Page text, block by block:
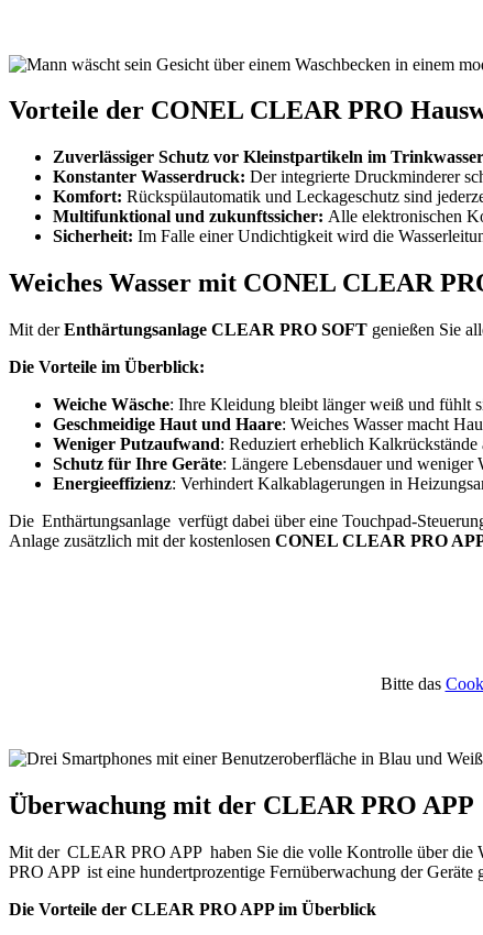
Vorteile der CONEL CLEAR PRO
Zuverlässiger Schutz vor Kleinstpartikeln im
Konstanter Wasserdruck: Der integrierte Druckminderer
Komfort: Rückspülautomatik und Leckageschutz sind
Multifunktional und zukunftssicher: Alle elektronischen
Sicherheit: Im Falle einer Undichtigkeit wird die
Weiches Wasser mit CONEL CLEAR
Mit der Enthärtungsanlage CLEAR PRO SOFT genießen Sie
Die Vorteile im Überblick:
Weiche Wäsche: Ihre Kleidung bleibt länger weiß und fühlt
Geschmeidige Haut und Haare: Weiches Wasser macht
Weniger Putzaufwand: Reduziert erheblich
Schutz für Ihre Geräte: Längere Lebensdauer und weniger
Energieeffizienz: Verhindert Kalkablagerungen in
Die Enthärtungsanlage verfügt dabei über eine Touchpad-
Anlage zusätzlich mit der kostenlosen CONEL CLEAR PRO
Bitte das
Überwachung mit der CLEAR PRO APP
Mit der CLEAR PRO APP haben Sie die volle Kontrolle über die
PRO APP ist eine hundertprozentige Fernüberwachung der Geräte
Die Vorteile der CLEAR PRO APP im Überblick